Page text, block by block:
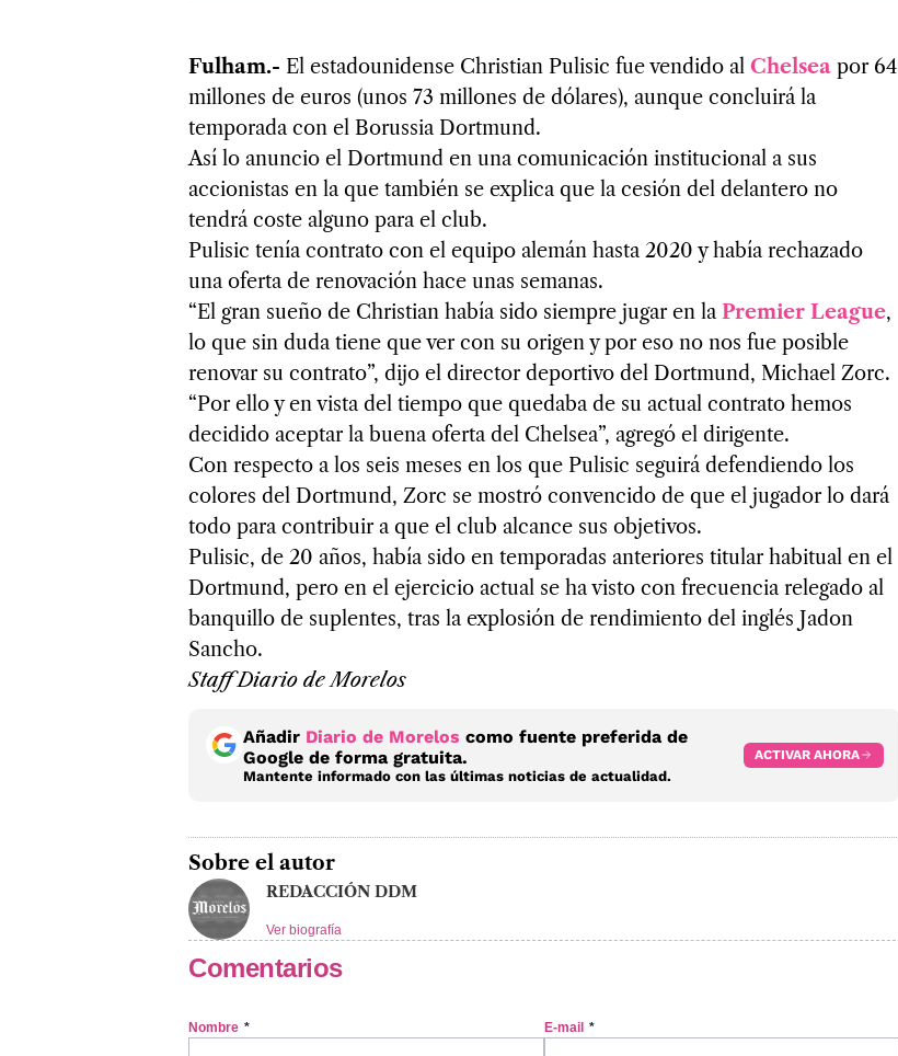
Fulham.- El estadounidense Christian Pulisic fue vendido al Chelsea por 64
millones de euros (unos 73 millones de dólares), aunque concluirá la
temporada con el Borussia Dortmund.
Así lo anuncio el Dortmund en una comunicación institucional a sus
accionistas en la que también se explica que la cesión del delantero no
tendrá coste alguno para el club.
Pulisic tenía contrato con el equipo alemán hasta 2020 y había rechazado
una oferta de renovación hace unas semanas.
“El gran sueño de Christian había sido siempre jugar en la Premier League,
lo que sin duda tiene que ver con su origen y por eso no nos fue posible
renovar su contrato”, dijo el director deportivo del Dortmund, Michael Zorc.
“Por ello y en vista del tiempo que quedaba de su actual contrato hemos
decidido aceptar la buena oferta del Chelsea”, agregó el dirigente.
Con respecto a los seis meses en los que Pulisic seguirá defendiendo los
colores del Dortmund, Zorc se mostró convencido de que el jugador lo dará
todo para contribuir a que el club alcance sus objetivos.
Pulisic, de 20 años, había sido en temporadas anteriores titular habitual en el
Dortmund, pero en el ejercicio actual se ha visto con frecuencia relegado al
banquillo de suplentes, tras la explosión de rendimiento del inglés Jadon
Sancho.
Staff Diario de Morelos
Añadir Diario de Morelos como fuente preferida de
Google de forma gratuita.
Mantente informado con las últimas noticias de actualidad.
ACTIVAR AHORA
Sobre el autor
REDACCIÓN DDM
Ver biografía
Comentarios
Nombre * E-mail *